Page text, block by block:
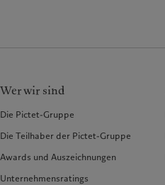
Wer wir sind
Die Pictet-Gruppe
Die Teilhaber der Pictet-Gruppe
Awards und Auszeichnungen
Unternehmensratings